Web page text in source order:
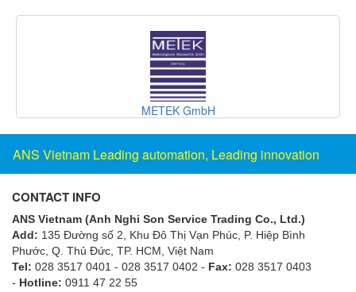
EBMPAPST
ECKERLE
Ecom-EX
ECONEX
Edward
EES
METEK GmbH
ANS Vietnam Leading automation, Leading innovation
CONTACT INFO
ANS Vietnam (Anh Nghi Son Service Trading Co., Ltd.)
Add: 135 Đường số 2, Khu Đô Thị Vạn Phúc, P. Hiệp Bình
Phước, Q. Thủ Đức, TP. HCM , Việt Nam
Tel: 028 3517 0401 - 028 3517 0402 - Fax: 028 3517 0403
- Hotline: 0911 47 22 55